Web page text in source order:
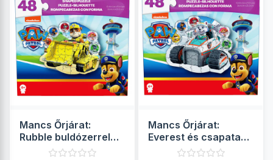
Mancs Őrjárat:
Rubble buldózerrel
48db-os puzzle - Spin
Mancs Őrjárat:
Everest és csapata
48db-os puzzle - Spin